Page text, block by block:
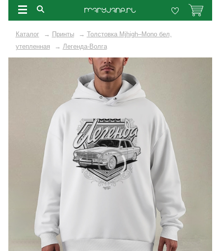
Каталог → Принты → Толстовка Mjhigh–Mono бел,
утепленная
→ Легенда-Волга